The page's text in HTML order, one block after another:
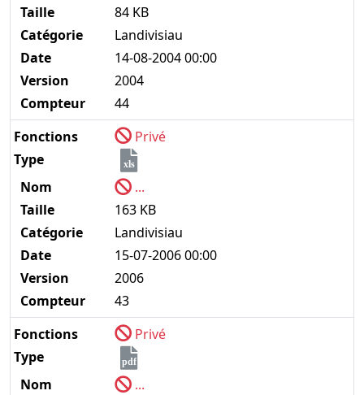
Taille
84 KB
Catégorie
Landivisiau
Date
14-08-2004 00:00
Version
2004
Compteur
44
Fonctions
Privé
Type
xls
Nom
...
Taille
163 KB
Catégorie
Landivisiau
Date
15-07-2006 00:00
Version
2006
Compteur
43
Fonctions
Privé
Type
pdf
Nom
...